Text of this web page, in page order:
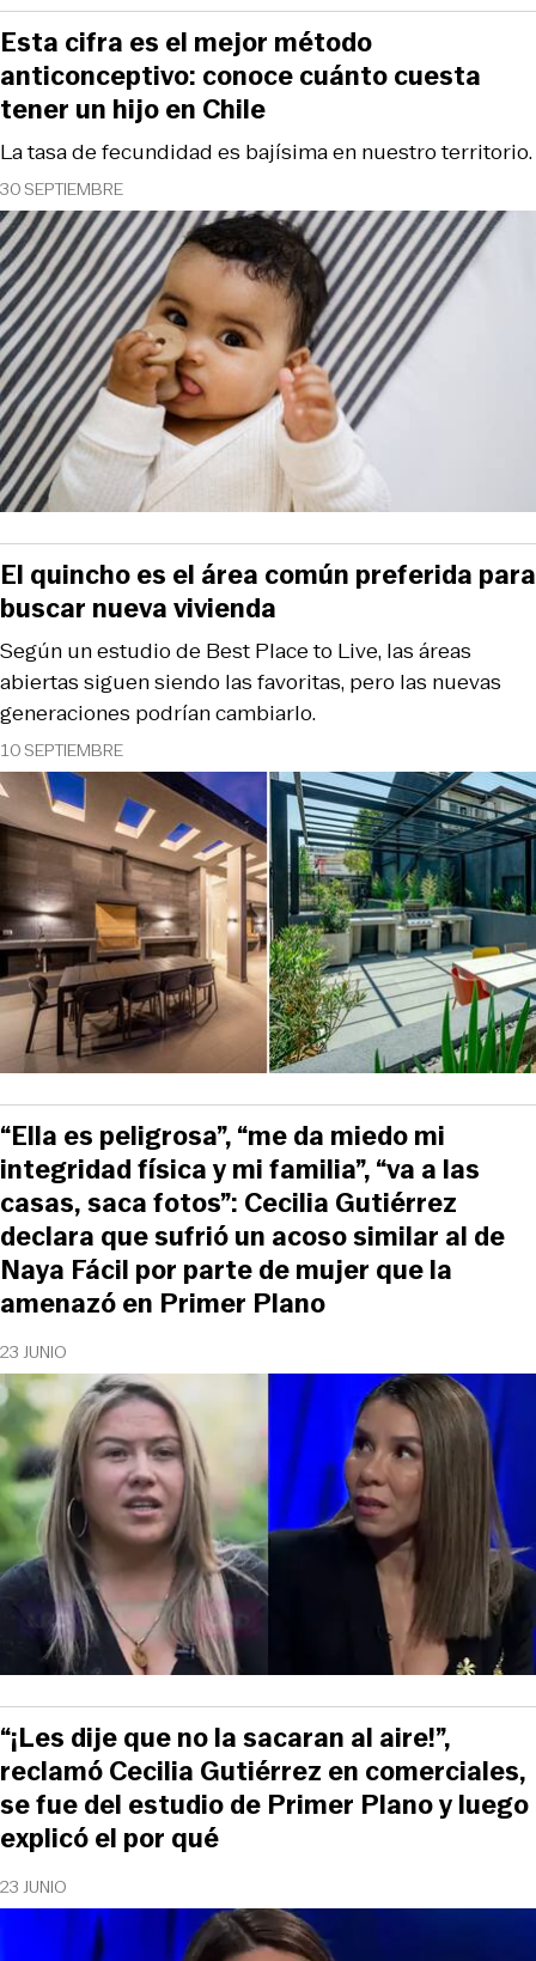
30 SEPTIEMBRE
La tasa de fecundidad es bajísima en nuestro territorio.
Esta cifra es el mejor método
anticonceptivo: conoce cuánto cuesta
tener un hijo en Chile
10 SEPTIEMBRE
Según un estudio de Best Place to Live, las áreas
abiertas siguen siendo las favoritas, pero las nuevas
generaciones podrían cambiarlo.
El quincho es el área común preferida para
buscar nueva vivienda
23 JUNIO
“Ella es peligrosa”, “me da miedo mi
integridad física y mi familia”, “va a las
casas, saca fotos”: Cecilia Gutiérrez
declara que sufrió un acoso similar al de
Naya Fácil por parte de mujer que la
amenazó en Primer Plano
23 JUNIO
“¡Les dije que no la sacaran al aire!”,
reclamó Cecilia Gutiérrez en comerciales,
se fue del estudio de Primer Plano y luego
explicó el por qué